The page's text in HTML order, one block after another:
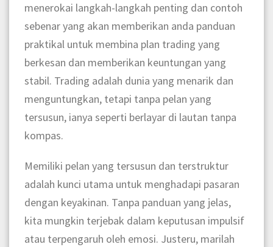
menerokai langkah-langkah penting dan contoh
sebenar yang akan memberikan anda panduan
praktikal untuk membina plan trading yang
berkesan dan memberikan keuntungan yang
stabil. Trading adalah dunia yang menarik dan
menguntungkan, tetapi tanpa pelan yang
tersusun, ianya seperti berlayar di lautan tanpa
kompas.
Memiliki pelan yang tersusun dan terstruktur
adalah kunci utama untuk menghadapi pasaran
dengan keyakinan. Tanpa panduan yang jelas,
kita mungkin terjebak dalam keputusan impulsif
atau terpengaruh oleh emosi. Justeru, marilah